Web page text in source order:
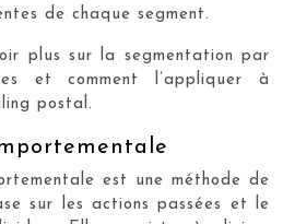
de chaque segment.
plus sur la segmentation par
et comment l’appliquer à
postal.
est une méthode de
sur les actions passées et le